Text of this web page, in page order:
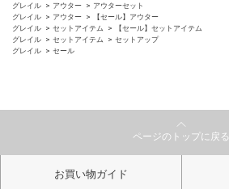
グレイル
アウター
アウターセット
グレイル
アウター
【セール】アウター
グレイル
セットアイテム
【セール】セットアイテム
グレイル
セットアイテム
セットアップ
グレイル
セール
ページのトップに戻る
お買い物ガイド